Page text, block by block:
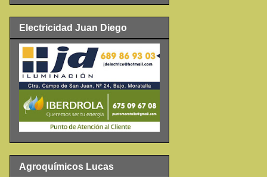
Electricidad Juan Diego
Agroquímicos Lucas